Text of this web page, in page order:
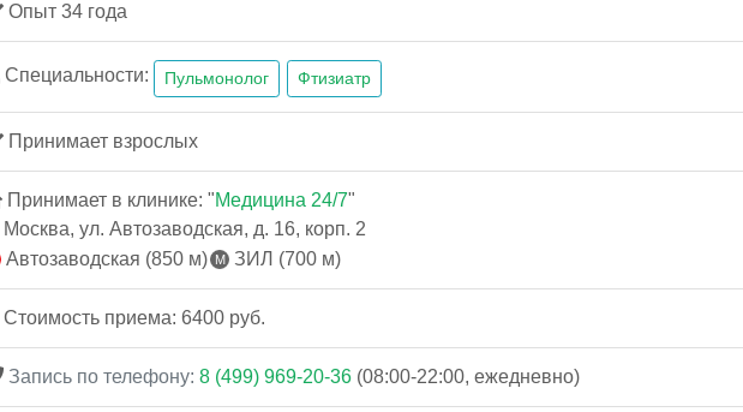
Опыт 34 года
Специальности: Пульмонолог Фтизиатр
Принимает взрослых
Принимает в клинике: "Медицина 24/7"
Москва, ул. Автозаводская, д. 16, корп. 2
Автозаводская (850 м)
ЗИЛ (700 м)
Стоимость приема: 6400 руб.
Запись по телефону: 8 (499) 969-20-36 (08:00-22:00, ежедневно)